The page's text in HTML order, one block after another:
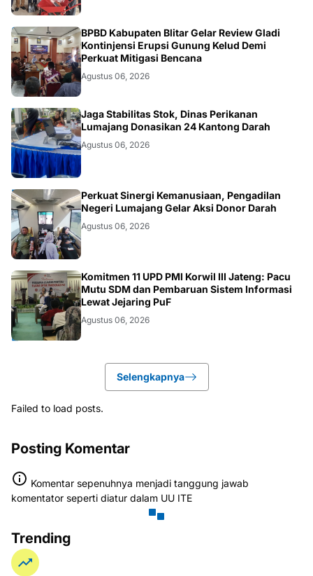
BLITAR
BPBD Kabupaten Blitar Gelar Review Gladi
Kontinjensi Erupsi Gunung Kelud Demi
Perkuat Mitigasi Bencana
Agustus 06, 2026
JATIM
Jaga Stabilitas Stok, Dinas Perikanan
Lumajang Donasikan 24 Kantong Darah
Agustus 06, 2026
JATIM
Perkuat Sinergi Kemanusiaan, Pengadilan
Negeri Lumajang Gelar Aksi Donor Darah
Agustus 06, 2026
BANJARNEGARA
Komitmen 11 UPD PMI Korwil III Jateng: Pacu
Mutu SDM dan Pembaruan Sistem Informasi
Lewat Jejaring PuF
Agustus 06, 2026
Selengkapnya
Failed to load posts.
Posting Komentar
Komentar sepenuhnya menjadi tanggung jawab
komentator seperti diatur dalam UU ITE
Trending